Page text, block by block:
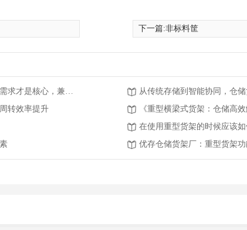
下一篇:非标料筐
物流仓储货架选购指南，适配需求才是核心，兼顾高效与安全
转效率提升
《重型横梁式货架：仓储高效
优存仓储货架厂：重型货架